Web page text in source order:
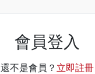
會員登入
還不是會員？ 立即註冊